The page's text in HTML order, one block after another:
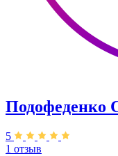
Подофеденко
5
1 отзыв